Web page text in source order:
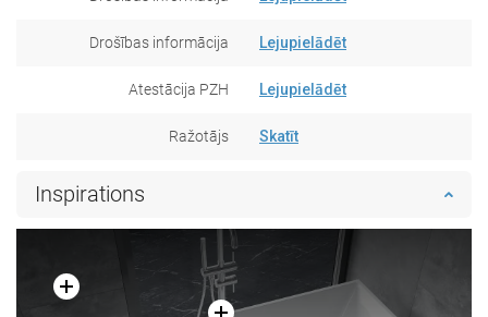
Drošības informācija Lejupielādēt
Atestācija PZH Lejupielādēt
Ražotājs Skatīt
Inspirations